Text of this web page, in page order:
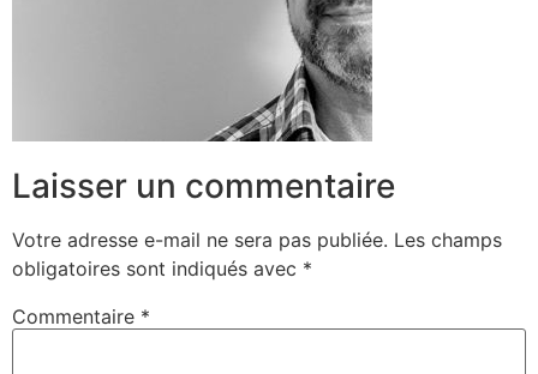
Laisser un commentaire
Votre adresse e-mail ne sera pas publiée. Les champs
obligatoires sont indiqués avec *
Commentaire *